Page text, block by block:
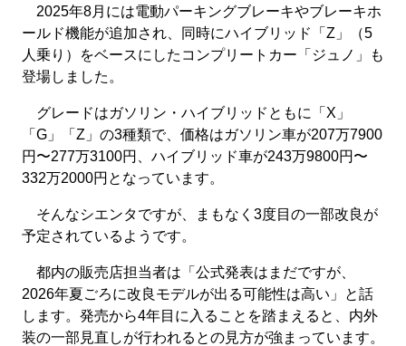
2025年8月には電動パーキングブレーキやブレーキホ
ールド機能が追加され、同時にハイブリッド「Z」（5
人乗り）をベースにしたコンプリートカー「ジュノ」も
登場しました。
グレードはガソリン・ハイブリッドともに「X」
「G」「Z」の3種類で、価格はガソリン車が207万7900
円〜277万3100円、ハイブリッド車が243万9800円〜
332万2000円となっています。
そんなシエンタですが、まもなく3度目の一部改良が
予定されているようです。
都内の販売店担当者は「公式発表はまだですが、
2026年夏ごろに改良モデルが出る可能性は高い」と話
します。発売から4年目に入ることを踏まえると、内外
装の一部見直しが行われるとの見方が強まっています。